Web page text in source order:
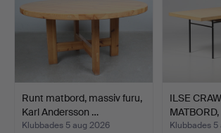
Runt matbord, massiv furu,
Karl Andersson …
Klubbades 5 aug 2026
ILSE
…
Klubbades